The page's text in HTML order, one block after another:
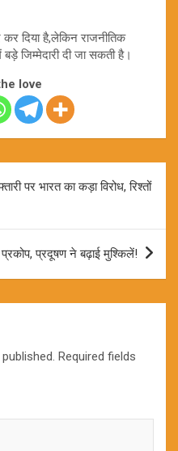
दिया है,लेकिन राजनीतिक
जिम्मेदारी दी जा सकती है।
love
पर भारत का कड़ा विरोध, रिश्तों
प्रदूषण ने बढ़ाई मुश्किलें!
Required fields